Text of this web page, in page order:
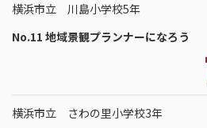
横浜市立 川島小学校5年
No.11 地域景観プランナーになろう
横浜市立 さわの里小学校3年